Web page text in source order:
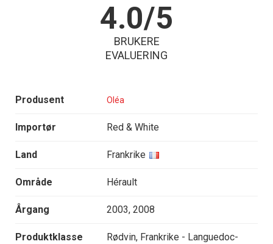
4.0/5
BRUKERE
EVALUERING
Produsent Oléa
Importør Red & White
Land Frankrike
Område Hérault
Årgang 2003, 2008
Produktklasse
Rødvin, Frankrike - Languedoc-